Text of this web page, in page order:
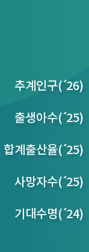
추계인구(´26)
출생아수(´25)
합계출산율(´25)
사망자수(´25)
기대수명(´24)